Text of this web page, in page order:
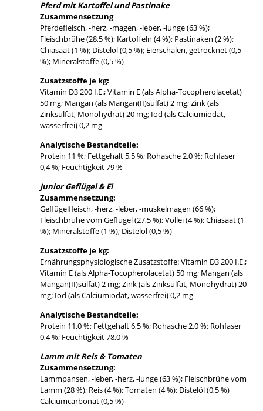
Pferd mit Kartoffel und Pastinake
Zusammensetzung
Pferdefleisch, -herz, -magen, -leber, -lunge (63 %);
Fleischbrühe (28,5 %); Kartoffeln (4 %); Pastinaken (2 %);
Chiasaat (1 %); Distelöl (0,5 %); Eierschalen, getrocknet (0,5
%); Mineralstoffe (0,5 %)
Zusatzstoffe je kg:
Vitamin D3 200 I.E.; Vitamin E (als Alpha-Tocopherolacetat)
50 mg; Mangan (als Mangan(II)sulfat) 2 mg; Zink (als
Zinksulfat, Monohydrat) 20 mg; Iod (als Calciumiodat,
wasserfrei) 0,2 mg
Analytische Bestandteile:
Protein 11 %; Fettgehalt 5,5 %; Rohasche 2,0 %; Rohfaser
0,4 %; Feuchtigkeit 79 %
Junior Geflügel & Ei
Zusammensetzung:
Geflügelfleisch, -herz, -leber, -muskelmagen (66 %);
Fleischbrühe vom Geflügel (27,5 %); Vollei (4 %); Chiasaat (1
%); Mineralstoffe (1 %); Distelöl (0,5 %)
Zusatzstoffe je kg:
Ernährungsphysiologische Zusatzstoffe: Vitamin D3 200 I.E.;
Vitamin E (als Alpha-Tocopherolacetat) 50 mg; Mangan (als
Mangan(II)sulfat) 2 mg; Zink (als Zinksulfat, Monohydrat) 20
mg; Iod (als Calciumiodat, wasserfrei) 0,2 mg
Analytische Bestandteile:
Protein 11,0 %; Fettgehalt 6,5 %; Rohasche 2,0 %; Rohfaser
0,4 %; Feuchtigkeit 78,0 %
Lamm mit Reis & Tomaten
Zusammensetzung:
Lammpansen, -leber, -herz, -lunge (63 %); Fleischbrühe vom
Lamm (28 %); Reis (4 %); Tomaten (4 %); Distelöl (0,5 %)
Calciumcarbonat (0,5 %)